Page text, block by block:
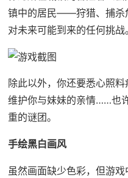
镇中的居民——狩猎、捕杀
对未来可能到来的任何挑战。
除此以外，你还要悉心照料
维护你与妹妹的亲情……也
重的谜团。
手绘黑白画风
虽然画面缺少色彩，但游